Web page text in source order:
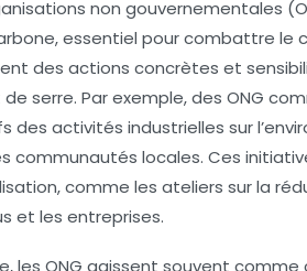
non gouvernementales
, essentiel pour combattre le
des actions concrètes et
serre. Par exemple, des ONG
des activités industrielles sur
communautés locales. Ces
comme les ateliers sur la
et les entreprises.